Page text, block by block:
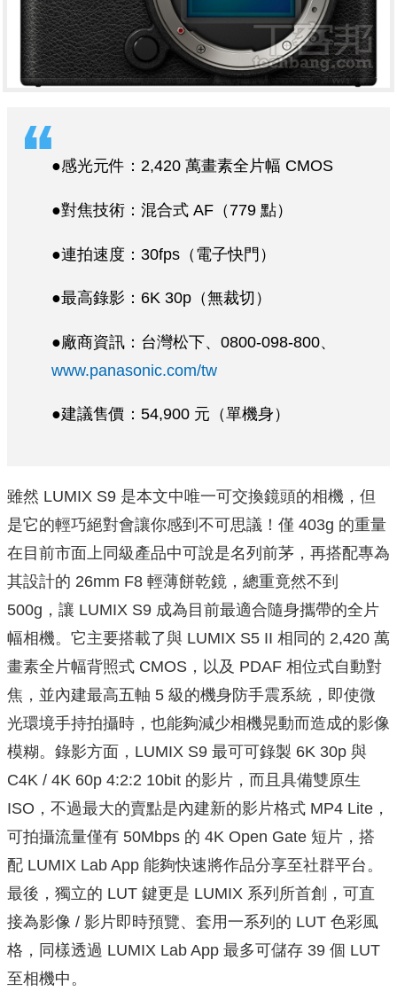
●感光元件：2,420 萬畫素全片幅 CMOS
●對焦技術：混合式 AF（779 點）
●連拍速度：30fps（電子快門）
●最高錄影：6K 30p（無裁切）
●廠商資訊：台灣松下、0800-098-800、
www.panasonic.com/tw
●建議售價：54,900 元（單機身）
雖然 LUMIX S9 是本文中唯一可交換鏡頭的相機，但
是它的輕巧絕對會讓你感到不可思議！僅 403g 的重量
在目前市面上同級產品中可說是名列前茅，再搭配專為
其設計的 26mm F8 輕薄餅乾鏡，總重竟然不到
500g，讓 LUMIX S9 成為目前最適合隨身攜帶的全片
幅相機。它主要搭載了與 LUMIX S5 II 相同的 2,420 萬
畫素全片幅背照式 CMOS，以及 PDAF 相位式自動對
焦，並內建最高五軸 5 級的機身防手震系統，即使微
光環境手持拍攝時，也能夠減少相機晃動而造成的影像
模糊。錄影方面，LUMIX S9 最可可錄製 6K 30p 與
C4K / 4K 60p 4:2:2 10bit 的影片，而且具備雙原生
ISO，不過最大的賣點是內建新的影片格式 MP4 Lite，
可拍攝流量僅有 50Mbps 的 4K Open Gate 短片，搭
配 LUMIX Lab App 能夠快速將作品分享至社群平台。
最後，獨立的 LUT 鍵更是 LUMIX 系列所首創，可直
接為影像 / 影片即時預覽、套用一系列的 LUT 色彩風
格，同樣透過 LUMIX Lab App 最多可儲存 39 個 LUT
至相機中。